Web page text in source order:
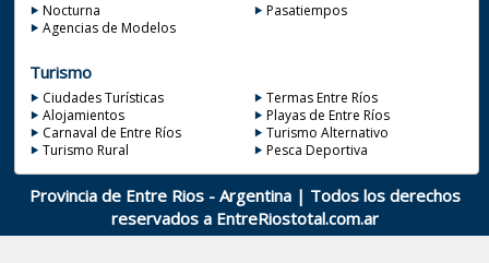
Nocturna
Pasatiempos
Agencias de Modelos
Turismo
Ciudades Turísticas
Termas Entre Ríos
Alojamientos
Playas de Entre Ríos
Carnaval de Entre Ríos
Turismo Alternativo
Turismo Rural
Pesca Deportiva
Provincia de Entre Rios - Argentina | Todos los derechos
reservados a EntreRiostotal.com.ar